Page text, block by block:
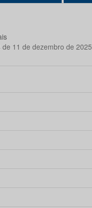
de 11 de dezembro de 2025